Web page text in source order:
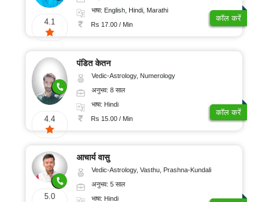
4.1
भाषा: English, Hindi, Marathi
Rs 17.00 / Min
कॉल करें
4.4
पंडित केतन
Vedic-Astrology, Numerology
अनुभव: 8 साल
भाषा: Hindi
Rs 15.00 / Min
कॉल करें
5.0
आचार्य वासु
Vedic-Astrology, Vasthu, Prashna-Kundali
अनुभव: 5 साल
भाषा: Hindi